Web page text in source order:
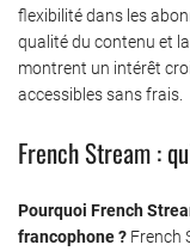
flexibilité dans les
qualité du contenu et
montrent un intérêt
accessibles sans frais.
French Stream :
Pourquoi French
francophone ? French